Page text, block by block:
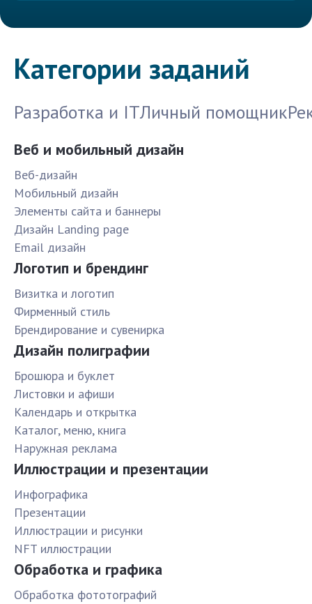
Категории заданий
Разработка и ITЛичный помощник
Веб и мобильный дизайн
Веб-дизайн
Мобильный дизайн
Элементы сайта и баннеры
Дизайн Landing page
Email дизайн
Логотип и брендинг
Визитка и логотип
Фирменный стиль
Брендирование и сувенирка
Дизайн полиграфии
Брошюра и буклет
Листовки и афиши
Календарь и открытка
Каталог, меню, книга
Наружная реклама
Иллюстрации и презентации
Инфографика
Презентации
Иллюстрации и рисунки
NFT иллюстрации
Обработка и графика
Обработка фототографий